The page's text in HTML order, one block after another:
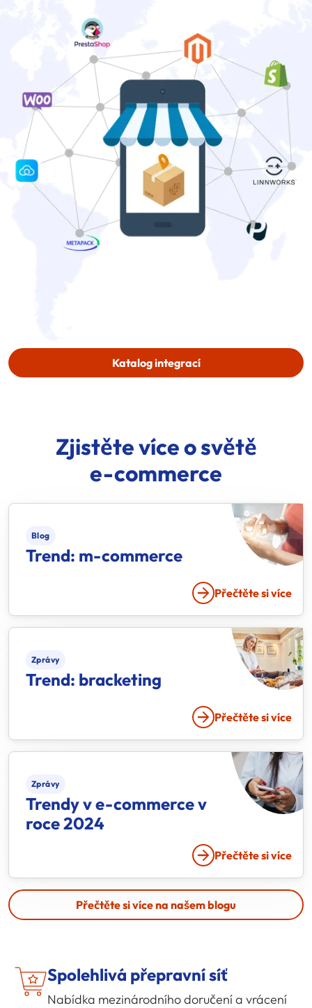
Katalog integrací
Zjistěte více o světě
e-commerce
Blog
Trend: m-commerce
Přečtěte si více
Zprávy
Trend: bracketing
Přečtěte si více
Zprávy
Trendy ve-commercev
roce 2024
Přečtěte si více
Přečtěte si více na našem blogu
Spolehlivá přepravní síť
Nabídka mezinárodního doručení a vrácení